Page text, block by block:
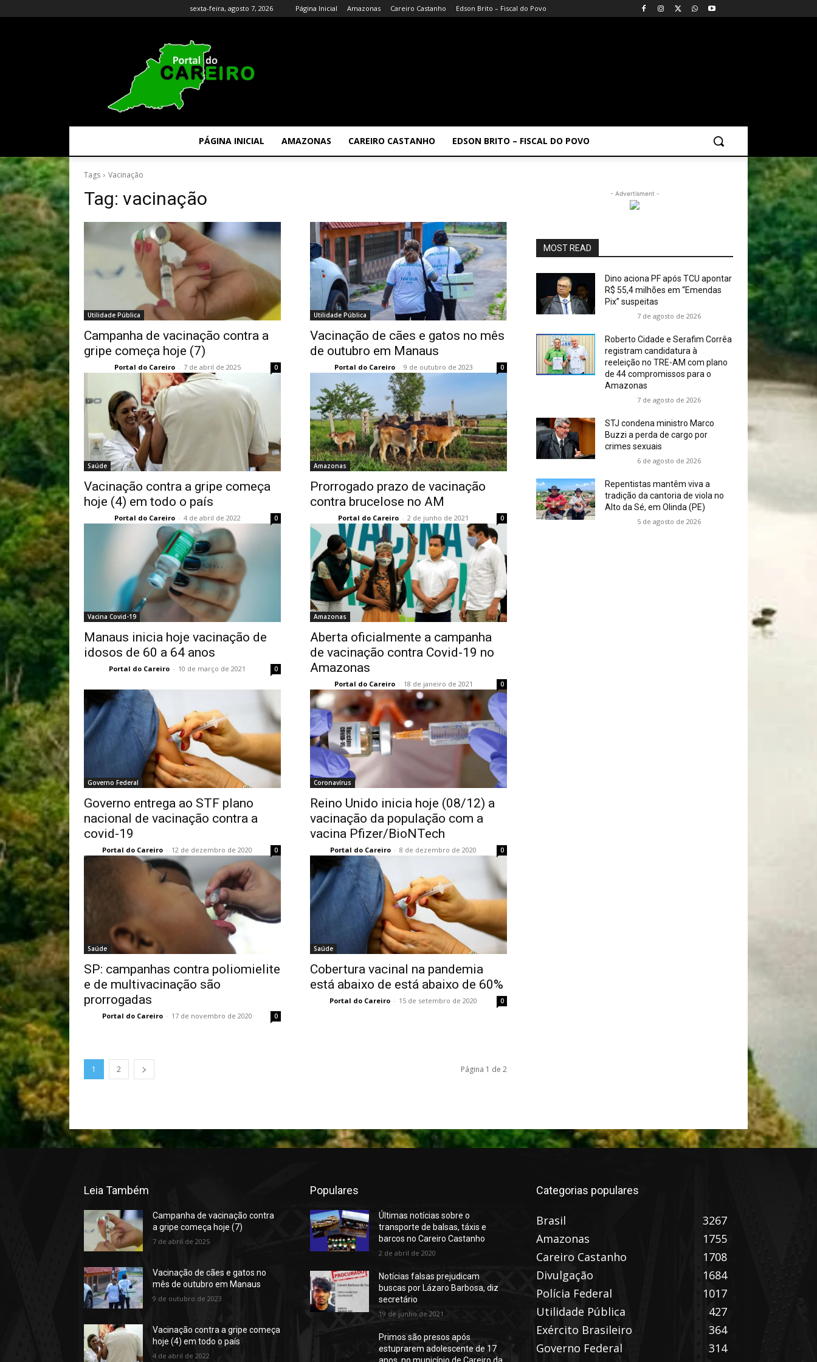
sexta-feira, agosto 7, 2026 Página Inicial Amazonas Careiro Castanho Edson Brito – Fiscal do Povo
PÁGINA INICIAL AMAZONAS CAREIRO CASTANHO EDSON BRITO – FISCAL DO POVO
Tags Vacinação
Tag: vacinação
Utilidade Pública
Campanha de vacinação contra a
gripe começa hoje (7)
Portal do Careiro - 7 de abril de 2025 0
Utilidade Pública
Vacinação de cães e gatos no mês
de outubro em Manaus
Portal do Careiro - 9 de outubro de 2023 0
Saúde
Vacinação contra a gripe começa
hoje (4) em todo o país
Portal do Careiro - 4 de abril de 2022 0
Amazonas
Prorrogado prazo de vacinação
contra brucelose no AM
Portal do Careiro - 2 de junho de 2021 0
Vacina Covid-19
Manaus inicia hoje vacinação de
idosos de 60 a 64 anos
Portal do Careiro - 10 de março de 2021 0
Amazonas
Aberta oficialmente a campanha
de vacinação contra Covid-19 no
Amazonas
Portal do Careiro - 18 de janeiro de 2021 0
Governo Federal
Governo entrega ao STF plano
nacional de vacinação contra a
covid-19
Portal do Careiro - 12 de dezembro de 2020 0
Coronavírus
Reino Unido inicia hoje (08/12) a
vacinação da população com a
vacina Pfizer/BioNTech
Portal do Careiro - 8 de dezembro de 2020 0
Saúde
SP: campanhas contra poliomielite
e de multivacinação são
prorrogadas
Portal do Careiro - 17 de novembro de 2020 0
Saúde
Cobertura vacinal na pandemia
está abaixo de está abaixo de 60%
Portal do Careiro - 15 de setembro de 2020 0
1 2 Página 1 de 2
- Advertisment -
MOST READ
Dino aciona PF após TCU apontar
R$ 55,4 milhões em “Emendas
Pix” suspeitas
7 de agosto de 2026
Roberto Cidade e Serafim Corrêa
registram candidatura à
reeleição no TRE-AM com plano
de 44 compromissos para o
Amazonas
7 de agosto de 2026
STJ condena ministro Marco
Buzzi a perda de cargo por
crimes sexuais
6 de agosto de 2026
Repentistas mantêm viva a
tradição da cantoria de viola no
Alto da Sé, em Olinda (PE)
5 de agosto de 2026
Leia Também
Campanha de vacinação contra
a gripe começa hoje (7)
7 de abril de 2025
Vacinação de cães e gatos no
mês de outubro em Manaus
9 de outubro de 2023
Vacinação contra a gripe começa
hoje (4) em todo o país
4 de abril de 2022
Populares
Últimas notícias sobre o
transporte de balsas, táxis e
barcos no Careiro Castanho
2 de abril de 2020
Notícias falsas prejudicam
buscas por Lázaro Barbosa, diz
secretário
19 de junho de 2021
Primos são presos após
estuprarem adolescente de 17
Categorias populares
Brasil
3267
Amazonas
1755
Careiro Castanho
1708
Divulgação
1684
Polícia Federal
1017
Utilidade Pública
427
Exército Brasileiro
364
Governo Federal
314